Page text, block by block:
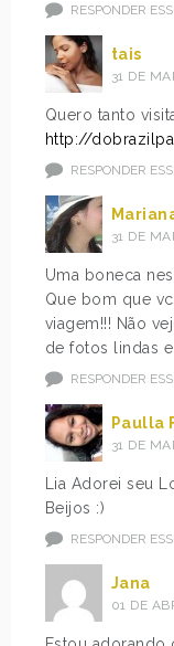
RESPONDER
tais
31 DE
Quero tanto
http://
RESPONDER
31 DE
Uma boneca
Que bom que
viagem!!! Não
de fotos lindas e
RESPONDER
Paulla
31 DE
Lia Adorei seu
Beijos :)
RESPONDER
Jana
01 DE